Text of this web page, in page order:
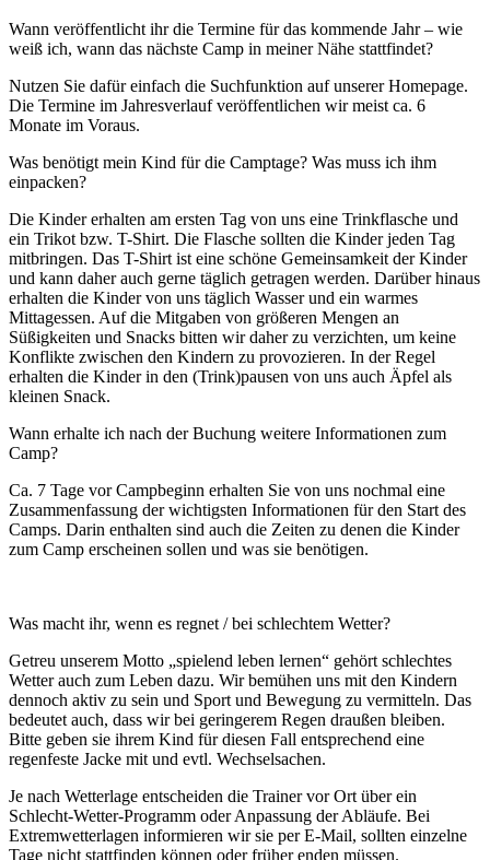
Wann veröffentlicht ihr die Termine für das kommende Jahr – wie
weiß ich, wann das nächste Camp in meiner Nähe stattfindet?
Nutzen Sie dafür einfach die Suchfunktion auf unserer Homepage.
Die Termine im Jahresverlauf veröffentlichen wir meist ca. 6
Monate im Voraus.
Was benötigt mein Kind für die Camptage? Was muss ich ihm
einpacken?
Die Kinder erhalten am ersten Tag von uns eine Trinkflasche und
ein Trikot bzw. T-Shirt. Die Flasche sollten die Kinder jeden Tag
mitbringen. Das T-Shirt ist eine schöne Gemeinsamkeit der Kinder
und kann daher auch gerne täglich getragen werden. Darüber hinaus
erhalten die Kinder von uns täglich Wasser und ein warmes
Mittagessen. Auf die Mitgaben von größeren Mengen an
Süßigkeiten und Snacks bitten wir daher zu verzichten, um keine
Konflikte zwischen den Kindern zu provozieren. In der Regel
erhalten die Kinder in den (Trink)pausen von uns auch Äpfel als
kleinen Snack.
Wann erhalte ich nach der Buchung weitere Informationen zum
Camp?
Ca. 7 Tage vor Campbeginn erhalten Sie von uns nochmal eine
Zusammenfassung der wichtigsten Informationen für den Start des
Camps. Darin enthalten sind auch die Zeiten zu denen die Kinder
zum Camp erscheinen sollen und was sie benötigen.
Was macht ihr, wenn es regnet / bei schlechtem Wetter?
Getreu unserem Motto „spielend leben lernen“ gehört schlechtes
Wetter auch zum Leben dazu. Wir bemühen uns mit den Kindern
dennoch aktiv zu sein und Sport und Bewegung zu vermitteln. Das
bedeutet auch, dass wir bei geringerem Regen draußen bleiben.
Bitte geben sie ihrem Kind für diesen Fall entsprechend eine
regenfeste Jacke mit und evtl. Wechselsachen.
Je nach Wetterlage entscheiden die Trainer vor Ort über ein
Schlecht-Wetter-Programm oder Anpassung der Abläufe. Bei
Extremwetterlagen informieren wir sie per E-Mail, sollten einzelne
Tage nicht stattfinden können oder früher enden müssen.